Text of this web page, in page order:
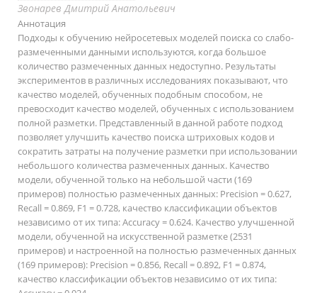
Звонарев Дмитрий Анатольевич
Аннотация
Подходы к обучению нейросетевых моделей поиска со слабо-
размеченными данными используются, когда большое
количество размеченных данных недоступно. Результаты
экспериментов в различных исследованиях показывают, что
качество моделей, обученных подобным способом, не
превосходит качество моделей, обученных с использованием
полной разметки. Представленный в данной работе подход
позволяет улучшить качество поиска штриховых кодов и
сократить затраты на получение разметки при использовании
небольшого количества размеченных данных. Качество
модели, обученной только на небольшой части (169
примеров) полностью размеченных данных: Precision = 0.627,
Recall = 0.869, F1 = 0.728, качество классификации объектов
независимо от их типа: Accuracy = 0.624. Качество улучшенной
модели, обученной на искусственной разметке (2531
примеров) и настроенной на полностью размеченных данных
(169 примеров): Precision = 0.856, Recall = 0.892, F1 = 0.874,
качество классификации объектов независимо от их типа: